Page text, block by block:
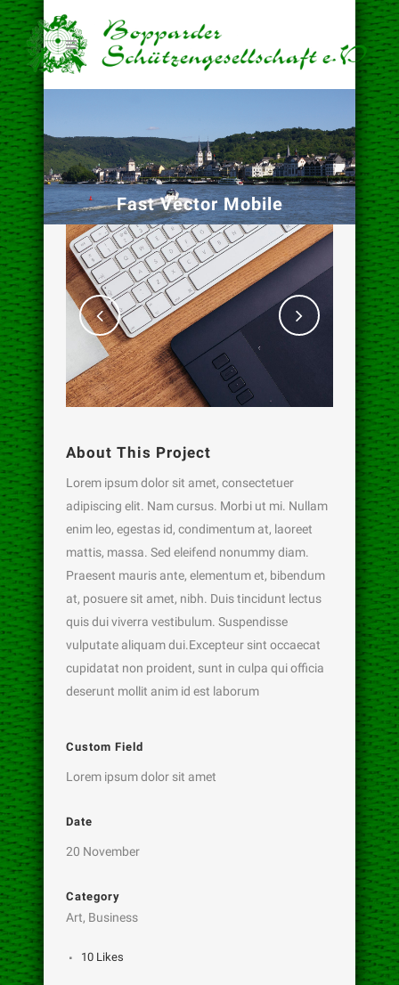
Fast Vector Mobile
About This Project
Lorem ipsum dolor sit amet, consectetuer
adipiscing elit. Nam cursus. Morbi ut mi. Nullam
enim leo, egestas id, condimentum at, laoreet
mattis, massa. Sed eleifend nonummy diam.
Praesent mauris ante, elementum et, bibendum
at, posuere sit amet, nibh. Duis tincidunt lectus
quis dui viverra vestibulum. Suspendisse
vulputate aliquam dui.Excepteur sint occaecat
cupidatat non proident, sunt in culpa qui officia
deserunt mollit anim id est laborum
Custom Field
Lorem ipsum dolor sit amet
Date
20 November
Category
Art, Business
10 Likes